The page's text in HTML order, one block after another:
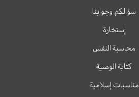
سؤالكم وجوابنا
إستخارة
محاسبة النفس
كتابة الوصية
مناسبات إسلامية